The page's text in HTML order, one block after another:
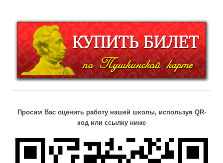
Просим Вас оценить работу нашей школы, используя QR-
код или ссылку ниже